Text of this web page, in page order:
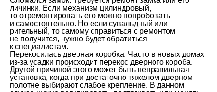
личинки. Если механизм цилиндровый,
то отремонтировать его можно попробовать
и самостоятельно. Но если сувальдный или
ригельный, то самому справиться с ремонтом
не получится, нужно будет обратиться
к специалистам.
Перекосилась дверная коробка. Часто в новых домах
из-за усадки происходит перекос дверного короба.
Другой причиной этого может быть неправильная
установка, когда при достаточно тяжелом дверном
полотне выбирают слабое крепление. В данном